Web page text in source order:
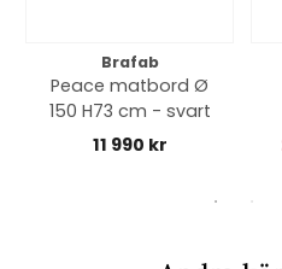
Brafab
Peace matbord Ø
150 H73 cm - svart
11 990 kr